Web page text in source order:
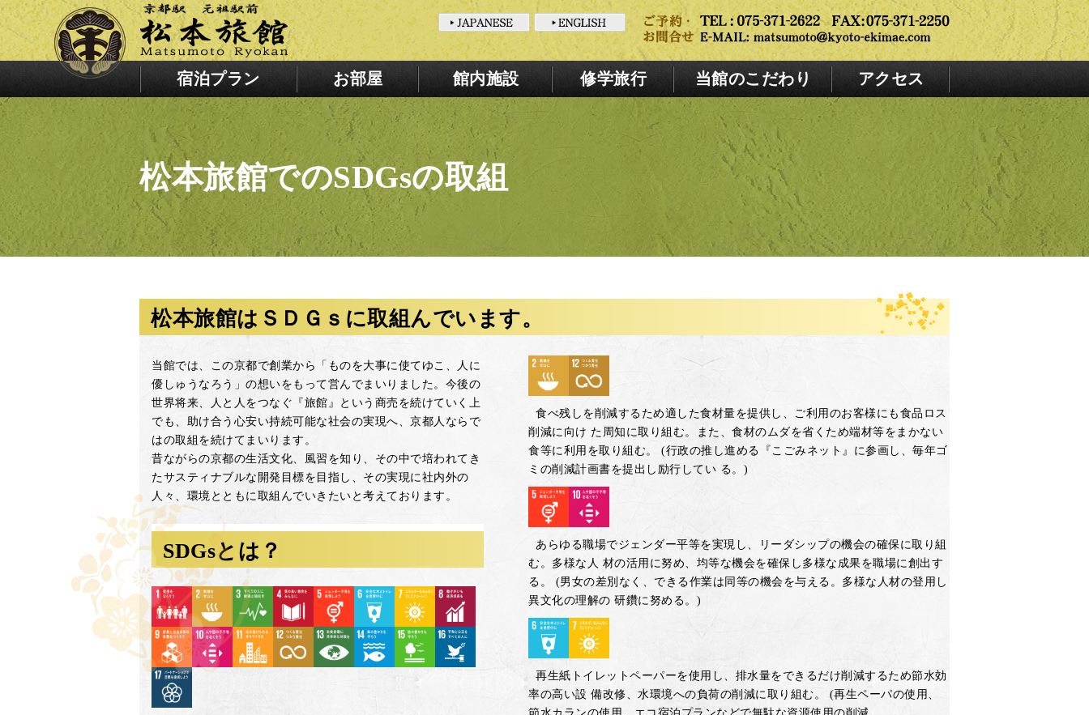
宿泊プラン お部屋 館内施設 修学旅行 当館のこだわり アクセス
松本旅館でのSDGsの取組
松本旅館はＳＤＧｓに取組んでいます。
当館では、この京都で創業から「ものを大事に使てゆこ、人に
優しゅうなろう」の想いをもって営んでまいりました。今後の
世界将来、人と人をつなぐ『旅館』という商売を続けていく上
でも、助け合う心安い持続可能な社会の実現へ、京都人ならで
はの取組を続けてまいります。
昔ながらの京都の生活文化、風習を知り、その中で培われてき
たサスティナブルな開発目標を目指し、その実現に社内外の
人々、環境とともに取組んでいきたいと考えております。
SDGsとは？
食べ残しを削減するため適した食材量を提供し、ご利用のお客様にも食品ロス
削減に向け た周知に取り組む。また、食材のムダを省くため端材等をまかない
食等に利用を取り組む。 (行政の推し進める『こごみネット』に参画し、毎年ゴ
ミの削減計画書を提出し励行してい る。)
あらゆる職場でジェンダー平等を実現し、リーダシップの機会の確保に取り組
む。多様な人 材の活用に努め、均等な機会を確保し多様な成果を職場に創出す
る。 (男女の差別なく、できる作業は同等の機会を与える。多様な人材の登用し
異文化の理解の 研鑽に努める。)
再生紙トイレットペーパーを使用し、排水量をできるだけ削減するため節水効
率の高い設 備改修、水環境への負荷の削減に取り組む。 (再生ペーパの使用、